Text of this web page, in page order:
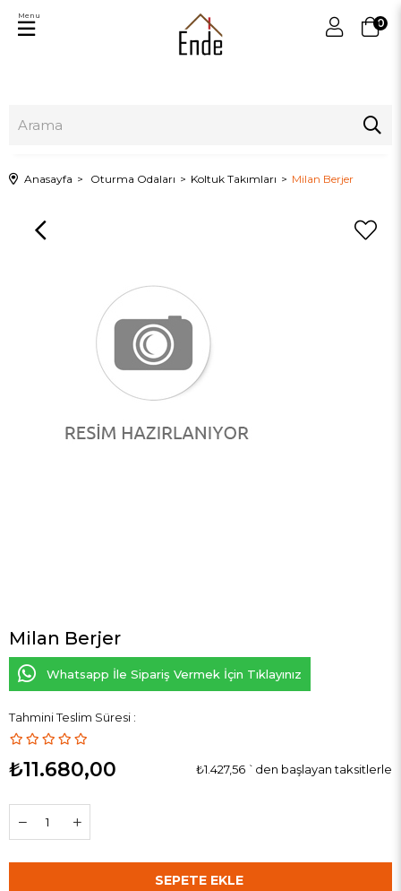
0
Menu
Anasayfa Oturma Odaları Koltuk Takımları Milan Berjer
Milan Berjer
Whatsapp İle Sipariş Vermek İçin Tıklayınız
Tahmini Teslim Süresi :
₺11.680,00 ₺1.427,56 `den başlayan taksitlerle